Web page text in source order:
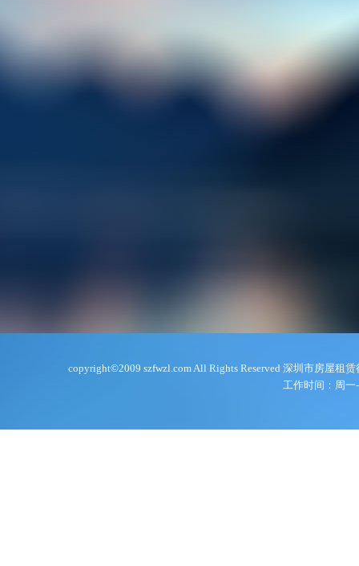
copyright©2009 szfwzl.com All Rights Reserved 深圳市房屋租
工作时间：周一